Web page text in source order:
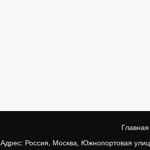
Главная
Адрес: Россия, Москва, Южнопортовая